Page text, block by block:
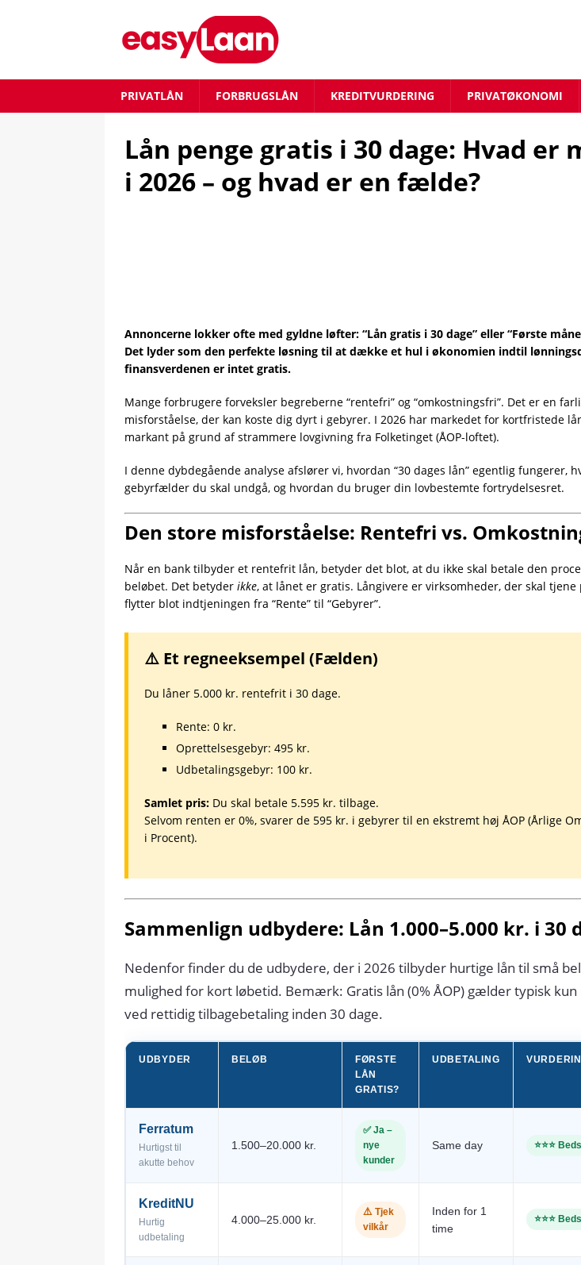
PRIVATLÅN FORBRUGSLÅN KREDITVURDERING PRIVATØKONOMI
Lån penge gratis i 30 dage: Hvad er
i 2026 – og hvad er en fælde?
Annoncerne lokker ofte med gyldne løfter: “Lån gratis i 30 dage” eller “Første
Det lyder som den perfekte løsning til at dække et hul i økonomien indtil
finansverdenen er intet gratis.
Mange forbrugere forveksler begreberne “rentefri” og “omkostningsfri”. Det er en
misforståelse, der kan koste dig dyrt i gebyrer. I 2026 har markedet for kortfristede
markant på grund af strammere lovgivning fra Folketinget (ÅOP-loftet).
I denne dybdegående analyse afslører vi, hvordan “30 dages lån” egentlig fungerer,
gebyrfælder du skal undgå, og hvordan du bruger din lovbestemte fortrydelsesret.
Den store misforståelse: Rentefri vs.
Når en bank tilbyder et rentefrit lån, betyder det blot, at du ikke skal betale den
beløbet. Det betyder ikke, at lånet er gratis. Långivere er virksomheder, der skal tjene
flytter blot indtjeningen fra “Rente” til “Gebyrer”.
⚠️ Et regneeksempel (Fælden)
Du låner 5.000 kr. rentefrit i 30 dage.
Rente: 0 kr.
Oprettelsesgebyr: 495 kr.
Udbetalingsgebyr: 100 kr.
Samlet pris: Du skal betale 5.595 kr. tilbage.
Selvom renten er 0%, svarer de 595 kr. i gebyrer til en ekstremt høj ÅOP (Årlige
i Procent).
Sammenlign udbydere: Lån 1.000–5.000 kr. i 30
Nedenfor finder du de udbydere, der i 2026 tilbyder hurtige lån til små
mulighed for kort løbetid. Bemærk: Gratis lån (0% ÅOP) gælder typisk
ved rettidig tilbagebetaling inden 30 dage.
UDBYDER BELØB
FØRSTE
LÅN
GRATIS?
UDBETALING
Ferratum
Hurtigst til
akutte behov
1.500–20.000 kr.
✅ Ja –
nye
kunder
Same day ⭐⭐⭐
KreditNU
Hurtig
udbetaling
4.000–25.000 kr.
⚠️ Tjek
vilkår
Inden for 1
time
⭐⭐⭐